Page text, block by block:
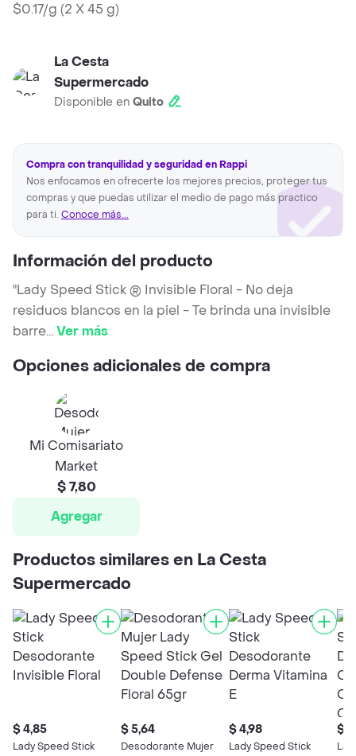
$0.17/g (2 X 45 g)
La Cesta
Supermercado
Disponible en Quito
Compra con tranquilidad y seguridad en Rappi
Nos enfocamos en ofrecerte los mejores precios, proteger tus
compras y que puedas utilizar el medio de pago más practico
para ti. Conoce más...
Información del producto
"Lady Speed Stick ® Invisible Floral - No deja
residuos blancos en la piel - Te brinda una invisible
barre...Ver más
Opciones adicionales de compra
Mi Comisariato
Market
$ 7,80
Agregar
Productos similares en La Cesta
Supermercado
$ 4,85
Lady Speed Stick
$ 5,64
Desodorante Mujer
$ 4,98
Lady Speed Stick
$